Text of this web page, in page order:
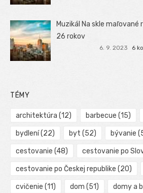
Muzikál Na skle
26 rokov
6. 9. 2023 6
TÉMY
architektúra (12) barbecue (15)
bydlení(22) byt (52) bývanie
cestovanie (48) cestovanie po
cestovanie po Českej republike (20)
cvičenie (11) dom (51) domy a